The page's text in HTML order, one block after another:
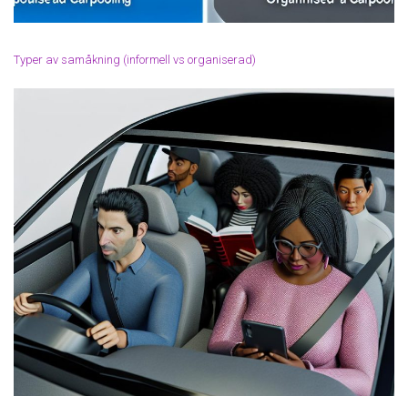
Typer av samåkning (informell vs organiserad)